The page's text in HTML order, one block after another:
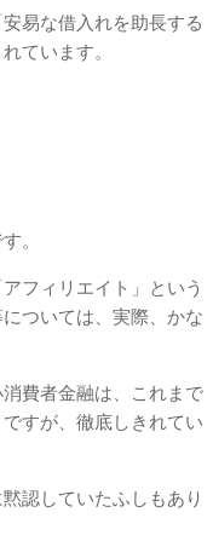
易な借入れを助長する
ています。
。
フィリエイト」という
ついては、実際、かな
費者金融は、これまで
すが、徹底しきれてい
認していたふしもあり